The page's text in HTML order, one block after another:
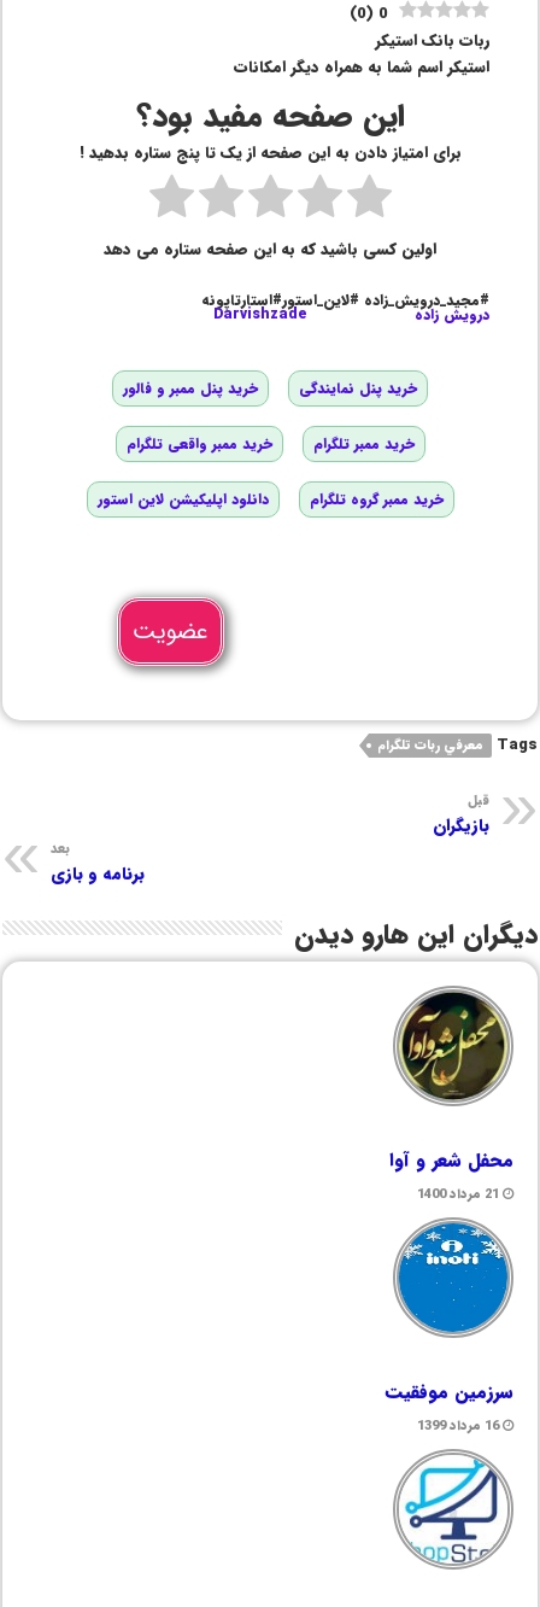
0
(
0
)
ربات بانک استیکر
استیکر اسم شما به همراه دیگر امکانات
این صفحه مفید بود؟
برای امتیاز دادن به این صفحه از یک تا پنج ستاره بدهید !
اولین کسی باشید که به این صفحه ستاره می دهد
#مجید_درویش_زاده #لاین_استور#استارتاپونه
درویش زاده Darvishzade
خرید پنل نمایندگی خرید پنل ممبر و فالور
خرید ممبر تلگرام خرید ممبر واقعی تلگرام
خرید ممبر گروه تلگرام دانلود اپلیکیشن لاین استور
عضویت
Tags معرفي ربات تلگرام
قبل
بازیگران
بعد
برنامه و بازی
دیگران این هارو دیدن
محفل شعر و آوا
21 مرداد 1400
سرزمین موفقیت
16 مرداد 1399